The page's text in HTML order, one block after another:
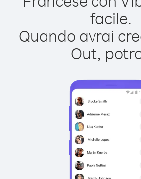
facile.
Quando avrai
Out,